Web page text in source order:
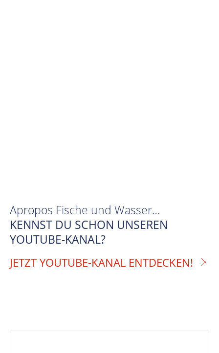
Apropos Fische und Wasser…
KENNST DU SCHON UNSEREN
YOUTUBE-KANAL?
JETZT YOUTUBE-KANAL ENTDECKEN!